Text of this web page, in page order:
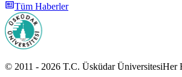
Tüm Haberler
© 2011 - 2026 T.C. Üsküdar ÜniversitesiHer